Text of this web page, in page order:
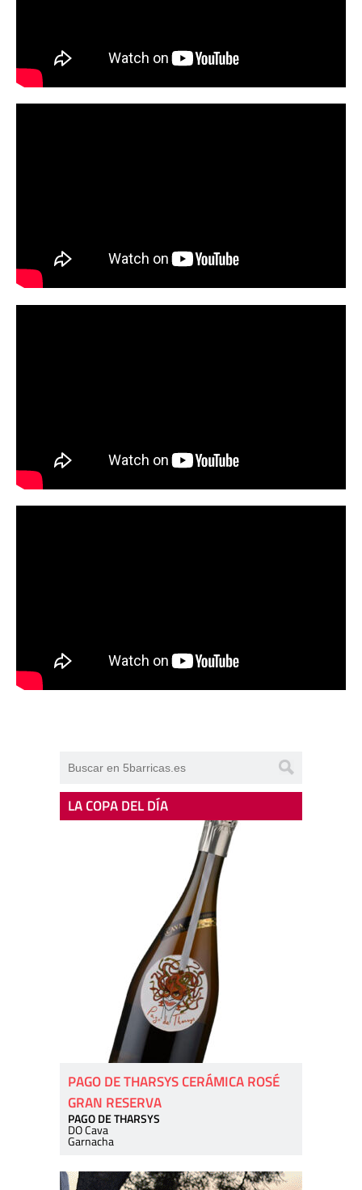
LA COPA DEL DÍA
PAGO DE THARSYS CERÁMICA ROSÉ
GRAN RESERVA
PAGO DE THARSYS
DO Cava
Garnacha